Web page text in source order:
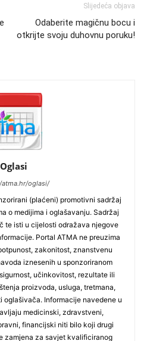
Slijedeća objava
Odaberite magičnu bocu i
otkrijte svoju duhovnu poruku!
Oglasi
oglasi/
(plaćeni) promotivni sadržaj
o medijima i oglašavanju. Sadržaj
te isti u cijelosti odražava njegove
Portal ATMA ne preuzima
zakonitost, znanstvenu
iznesenih u sponzoriranom
učinkovitost, rezultate ili
proizvoda, usluga, tretmana,
Informacije navedene u
medicinski, zdravstveni,
financijski niti bilo koji drugi
zamjena za savjet kvalificiranog